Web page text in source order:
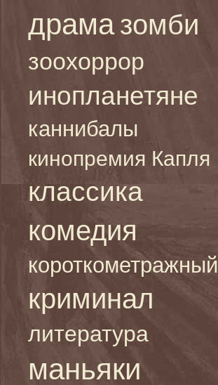
драма зомби
зоохоррор
инопланетяне
каннибалы
кинопремия Капля
классика
комедия
короткометражный
криминал
литература
маньяки